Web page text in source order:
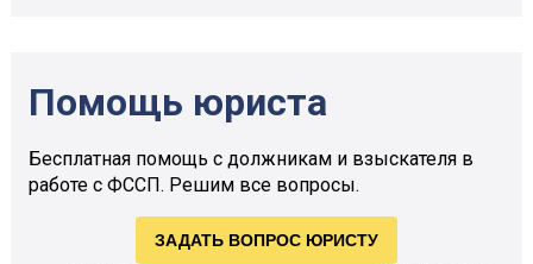
Помощь юриста
Бесплатная помощь с должникам и взыскателя в
работе с ФССП. Решим все вопросы.